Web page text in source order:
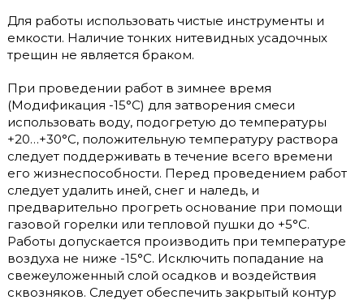
Для работы использовать чистые инструменты и
емкости. Наличие тонких нитевидных усадочных
трещин не является браком.
При проведении работ в зимнее время
(Модификация -15°С) для затворения смеси
использовать воду, подогретую до температуры
+20…+30°С, положительную температуру раствора
следует поддерживать в течение всего времени
его жизнеспособности. Перед проведением работ
следует удалить иней, снег и наледь, и
предварительно прогреть основание при помощи
газовой горелки или тепловой пушки до +5°С.
Работы допускается производить при температуре
воздуха не ниже -15°С. Исключить попадание на
свежеуложенный слой осадков и воздействия
сквозняков. Следует обеспечить закрытый контур